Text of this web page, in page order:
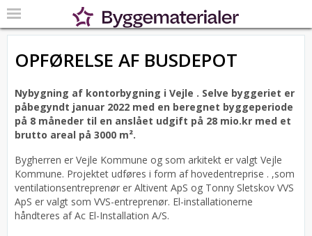
OPFØRELSE AF BUSDEPOT
Nybygning af kontorbygning i Vejle . Selve byggeriet er
påbegyndt januar 2022 med en beregnet byggeperiode
på 8 måneder til en anslået udgift på 28 mio.kr med et
brutto areal på 3000 m².
Bygherren er Vejle Kommune og som arkitekt er valgt Vejle
Kommune. Projektet udføres i form af hovedentreprise . ,som
ventilationsentreprenør er Altivent ApS og Tonny Sletskov VVS
ApS er valgt som VVS-entreprenør. El-installationerne
håndteres af Ac El-Installation A/S.